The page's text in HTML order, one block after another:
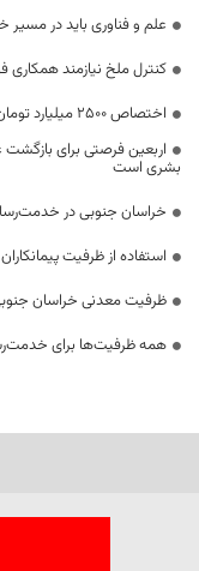
علم و فناوری باید در مسیر
کنترل ملخ نیازمند
اختصاص 2500 میلیارد تومان برای توسعه راه‌های دوبانده خراسان جنوبی
اربعین فرصتی برای
بشری است
خراسان جنوبی در
استفاده از ظرفیت
ظرفیت معدنی خراسان
همه ظرفیت‌ها برای